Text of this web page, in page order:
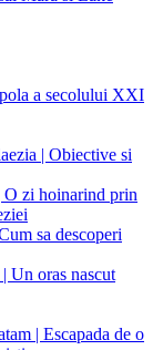
a secolului XXI
| Obiective si
O zi hoinarind prin
sa descoperi
Un oras nascut
| Escapada de o